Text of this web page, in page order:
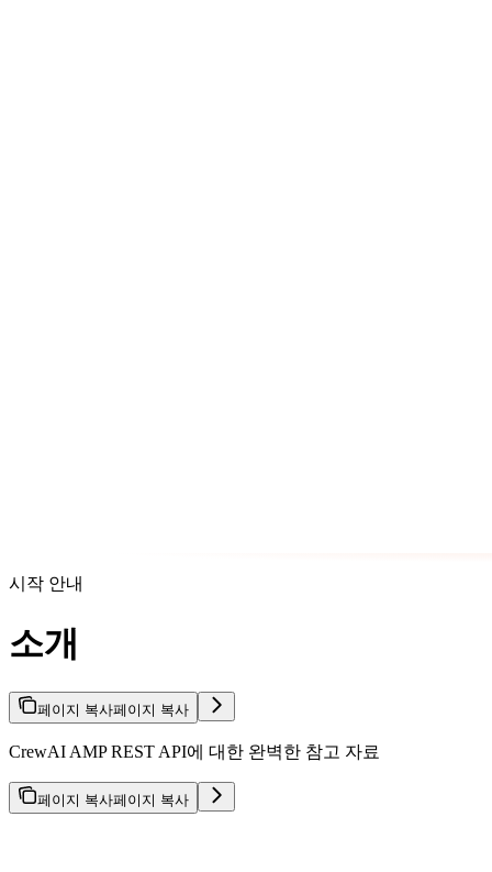
시작 안내
소개
페이지 복사페이지 복사
CrewAI AMP REST API에 대한 완벽한 참고 자료
페이지 복사페이지 복사